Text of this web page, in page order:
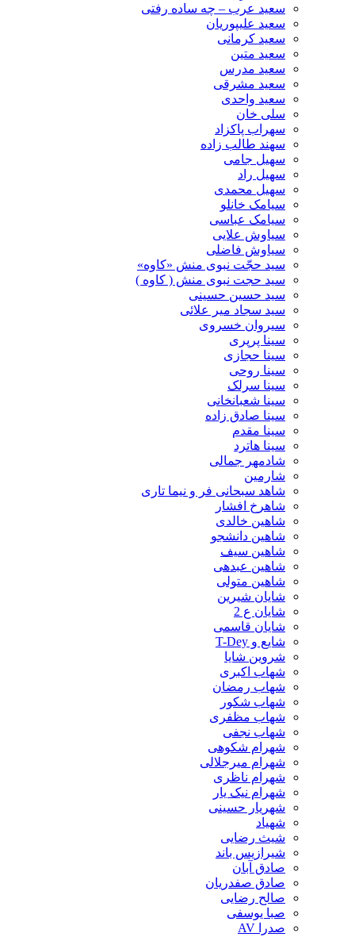
سعید عرب – چه ساده رفتی
سعید علیپوریان
سعید کرمانی
سعید متین
سعید مدرس
سعید مشرقی
سعید واحدی
سلی خان
سهراب پاکزاد
سهند طالب زاده
سهیل جامی
سهیل راد
سهیل محمدی
سیامک خانلو
سیامک عباسی
سیاوش علایی
سیاوش فاضلی
سید حجّت نبوی منش «کاوه»
سید حجت نبوی منش ( کاوه )
سید حسین حسینى
سید سجاد میر علائی
سیروان خسروی
سینا پرپری
سینا حجازی
سینا روحی
سینا سرلک
سینا شعبانخانی
سینا صادق زاده
سینا مقدم
سینا هاترد
شادمهر جمالی
شارمین
شاهد سبحانی فر و نیما تاری
شاهرخ افشار
شاهین خالدی
شاهین دانشجو
شاهین سیف
شاهین عبدهی
شاهین متولی
شایان شیرین
شایان ع 2
شایان قاسمی
شایع و T-Dey
شروین شایا
شهاب اکبری
شهاب رمضان
شهاب شکور
شهاب مظفری
شهاب نجفی
شهرام شکوهی
شهرام میرجلالی
شهرام ناظری
شهرام نیک یار
شهریار حسینی
شیث رضایی
شیرازیس باند
صادق آبان
صادق صفدریان
صالح رضایی
صبا یوسفی